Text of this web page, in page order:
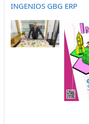
INGENIOS GBG ERP